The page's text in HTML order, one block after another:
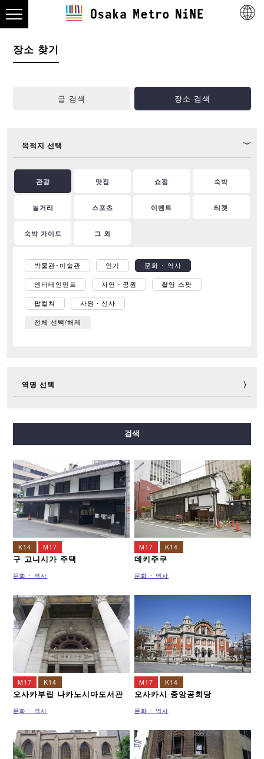
장소 찾기
글 검색 장소 검색
목적지 선택
관광 맛집 쇼핑 숙박
놀거리 스포츠 이벤트 티켓
숙박 가이드 그 외
박물관･미술관 인기 문화 ･ 역사
엔터테인먼트 자연・공원 촬영 스팟
팝컬쳐 사원・신사
전체 선택/해제
역명 선택
사카이스지선
뉴트램
검색
K14 M17
구 고니시가 주택
문화 ･ 역사
M17 K14
데키주쿠
문화 ･ 역사
M17 K14
오사카부립 나카노시마도서관
문화 ･ 역사
M17 K14
오사카시 중앙공회당
문화 ･ 역사